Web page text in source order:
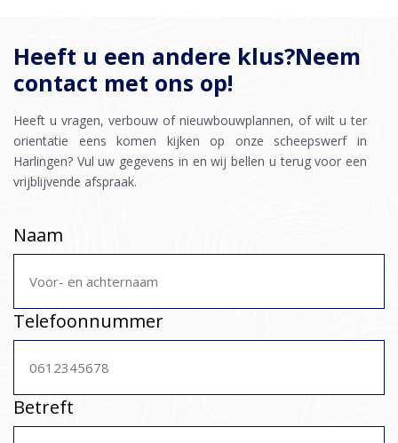
Heeft u een andere klus?Neem
contact met ons op!
Heeft u vragen, verbouw of nieuwbouwplannen, of wilt u ter
orientatie eens komen kijken op onze scheepswerf in
Harlingen? Vul uw gegevens in en wij bellen u terug voor een
vrijblijvende afspraak.
Betreft
Naam
Telefoonnummer